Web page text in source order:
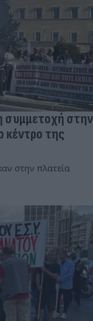
συμμετοχή στην
κέντρο της
στην πλατεία